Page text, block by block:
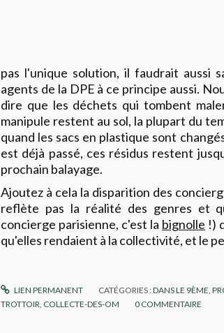
pas l'unique solution, il faudrait aussi
agents de la DPE à ce principe aussi.
dire que les déchets qui tombent
manipule restent au sol, la plupart du
quand les sacs en plastique sont
est déjà passé, ces résidus restent
prochain balayage.
Ajoutez à cela la disparition des
reflète pas la réalité des genres et
concierge parisienne, c'est la bignolle !)
qu'elles rendaient à la collectivité, et le
LIEN PERMANENT CATÉGORIES :DANS LE 9ÈME ,
TROTTOIR COLLECTE-DES-OM 0 COMMENTAIRE